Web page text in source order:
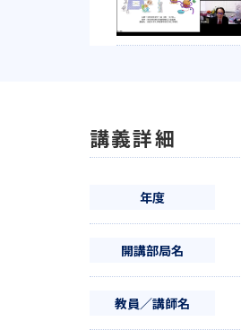
講義詳細
年度
開講部局名
教員／講師名